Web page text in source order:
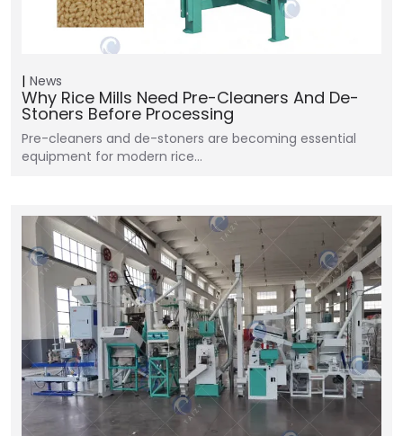
News
Why Rice Mills Need Pre-Cleaners And De-
Stoners Before Processing
Pre-cleaners and de-stoners are becoming essential
equipment for modern rice…